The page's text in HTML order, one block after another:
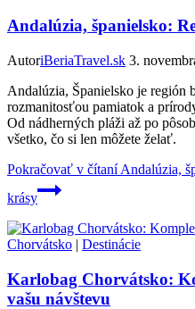
Andalúzia, španielsko:
AutoriBeriaTravel.sk 3.
Andalúzia, Španielsko je región
rozmanitosťou pamiatok a
Od nádherných pláži až po
všetko, čo si len môžete želať.
Pokračovať v čítaníAndalúzia,
krásy
Chorvátsko | Destinácie
Karlobag Chorvátsko:
vašu návštevu